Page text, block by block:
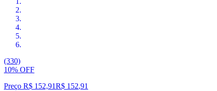
(330)
10% OFF
Preço R$ 152,91R$ 152,91